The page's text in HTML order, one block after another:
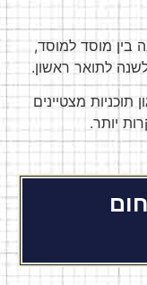
בין מוסד למוסד,
תוכניות מצטיינים
יותר.